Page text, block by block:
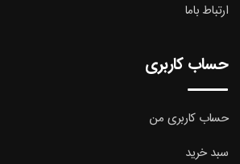
ارتباط باما
حساب کاربری
حساب کاربری من
سبد خرید